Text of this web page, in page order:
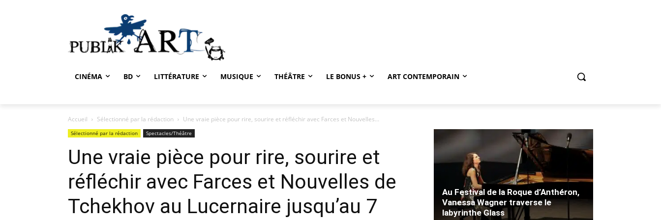
CINÉMA BD LITTÉRATURE MUSIQUE THÉÂTRE LE BONUS + ART CONTEMPORAIN
Accueil Sélectionné par la rédaction Une vraie pièce pour rire, sourire et réfléchir avec Farces et Nouvelles...
Sélectionné par la rédaction Spectacles/Théâtre
Une vraie pièce pour rire, sourire et
réfléchir avec Farces et Nouvelles de
Tchekhov au Lucernaire jusqu’au 7
Au Festival de la Roque d’Anthéron,
Vanessa Wagner traverse le
labyrinthe Glass